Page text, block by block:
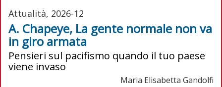
Attualità, 2026-12
A. Chapeye, La gente normale non va
in giro armata
Pensieri sul pacifismo quando il tuo paese
viene invaso
Maria Elisabetta Gandolfi